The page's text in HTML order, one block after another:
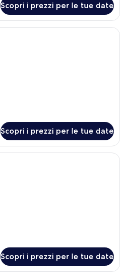
Scopri i prezzi per le tue date
Un letto grande con lenzuola
Scopri i prezzi per le tue date
Una camera d'albergo con una
Scopri i prezzi per le tue date